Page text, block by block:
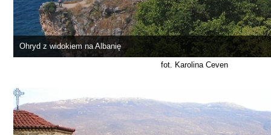
Ohryd z widokiem na Albanię
fot. Karolina Ceven